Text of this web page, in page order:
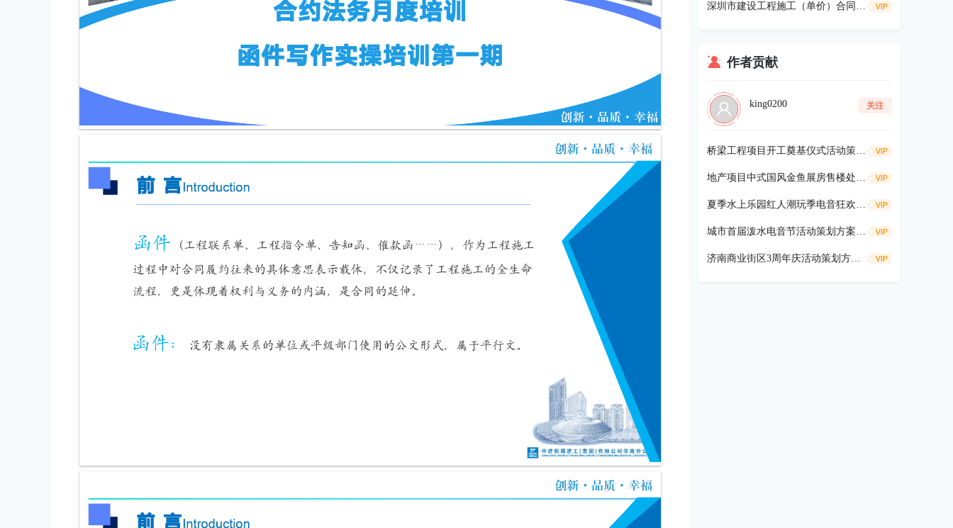
深圳市建设工程施工（单价）合同—2006版
作者贡献
king0200 关注
桥梁工程项目开工奠基仪式活动策划方案
地产项目中式国风金鱼展房售楼处示范区开放活动策划方案（遇鉴国风雅境时主题）
夏季水上乐园红人潮玩季电音狂欢活动策划方案
城市首届泼水电音节活动策划方案（盛夏狂欢 电音造浪主题）
济南商业街区3周年庆活动策划方案（共富热爱 不燃不3主题）